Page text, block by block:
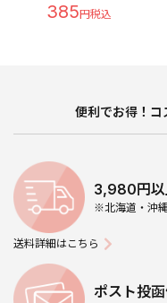
385
便利でお得！コ
3,980円以
※北海道・沖
送料詳細はこちら
ポスト投